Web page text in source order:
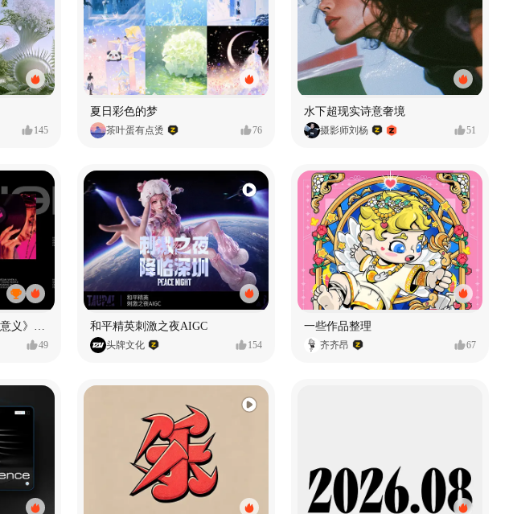
145
夏日彩色的梦
茶叶蛋有点烫 76
水下超现实诗意奢境
摄影师刘杨 51
49
和平精英刺激之夜AIGC
头牌文化 154
一些作品整理
齐齐昂 67